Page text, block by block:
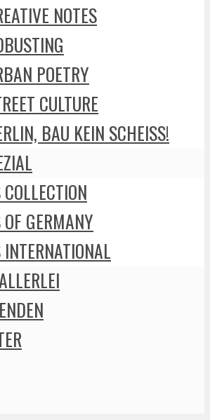
NOTES
POETRY
CULTURE
BAU KEIN SCHEISS!
OF GERMANY